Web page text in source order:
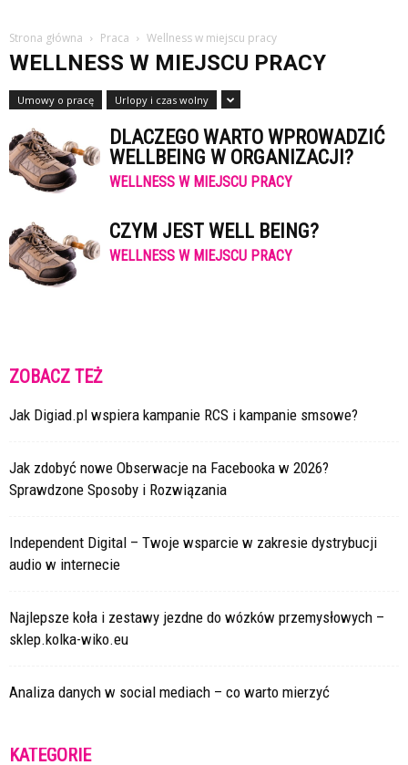
Strona główna Praca Wellness w miejscu pracy
WELLNESS W MIEJSCU PRACY
Umowy o pracę Urlopy i czas wolny
DLACZEGO WARTO WPROWADZIĆ
WELLBEING W ORGANIZACJI?
WELLNESS W MIEJSCU PRACY
CZYM JEST WELL BEING?
WELLNESS W MIEJSCU PRACY
ZOBACZ TEŻ
Jak Digiad.pl wspiera kampanie RCS i kampanie smsowe?
Jak zdobyć nowe Obserwacje na Facebooka w 2026?
Sprawdzone Sposoby i Rozwiązania
Independent Digital – Twoje wsparcie w zakresie dystrybucji
audio w internecie
Najlepsze koła i zestawy jezdne do wózków przemysłowych –
sklep.kolka-wiko.eu
Analiza danych w social mediach – co warto mierzyć
KATEGORIE